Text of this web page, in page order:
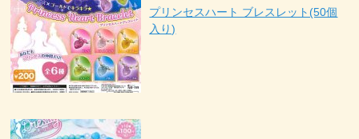
プリンセスハート ブレスレット(50個
入り)